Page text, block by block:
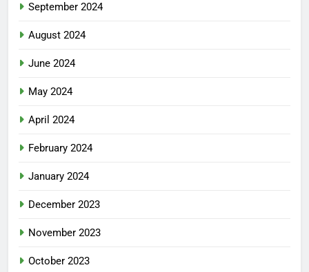
September 2024
August 2024
June 2024
May 2024
April 2024
February 2024
January 2024
December 2023
November 2023
October 2023